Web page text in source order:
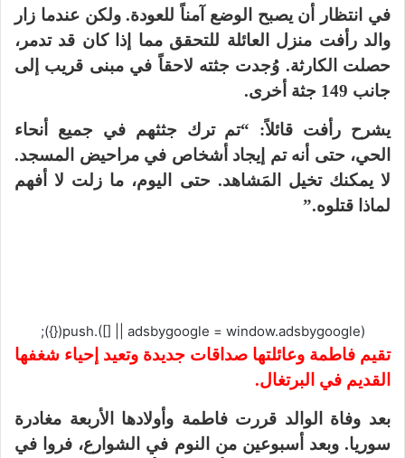
في انتظار أن يصبح الوضع آمناً للعودة. ولكن عندما زار
والد رأفت منزل العائلة للتحقق مما إذا كان قد تدمر،
حصلت الكارثة. وُجدت جثته لاحقاً في مبنى قريب إلى
جانب 149 جثة أخرى.
يشرح رأفت قائلاً: “تم ترك جثثهم في جميع أنحاء
الحي، حتى أنه تم إيجاد أشخاص في مراحيض المسجد.
لا يمكنك تخيل المَشاهد. حتى اليوم، ما زلت لا أفهم
لماذا قتلوه.”
(adsbygoogle = window.adsbygoogle || []).push({});
تقيم فاطمة وعائلتها صداقات جديدة وتعيد إحياء شغفها
القديم في البرتغال.
بعد وفاة الوالد قررت فاطمة وأولادها الأربعة مغادرة
سوريا. وبعد أسبوعين من النوم في الشوارع، فروا في